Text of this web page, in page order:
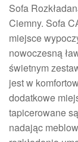
Sofa
Ciemny. Sofa
miejsce
nowoczesną
świetnym
jest w
dodatkowe
tapicerowane
nadając